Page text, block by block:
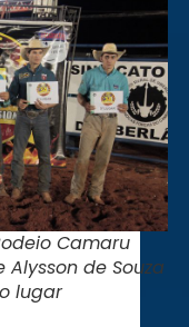
Camaru
de Souza
lugar